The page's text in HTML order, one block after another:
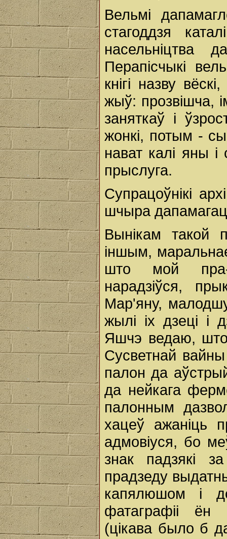
Вельмі
стагоддзя
насельніцтва
Перапісчыкі
кнігі назву
жыў: прозвішча,
заняткаў і
жонкі, потым -
нават калі яны
прыслуга.
Супрацоўнікі
шчыра
Вынікам такой
iншым,
што мой пра-
нарадзіўся,
Мар'яну,
жылі іх дзеці і
Яшчэ ведаю,
Сусветнай
палон да
да нейкага
палонным
хацеў ажанiць
адмовiуся, бо
знак падзякі
прадзеду
капялюшом і
фатаграфіі ён
(цікава было б